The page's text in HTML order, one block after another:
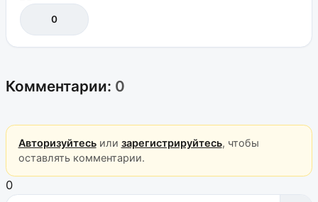
0
Комментарии: 0
Авторизуйтесьили зарегистрируйтесь, чтобы
оставлять комментарии.
0